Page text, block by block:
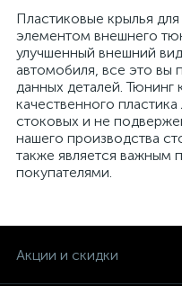
Пластиковые крылья
элементом внешнего
улучшенный внешний
автомобиля, все это вы
данных деталей. Тюнинг
качественного
стоковых и не
нашего производства
также является
покупателями.
Акции и скидки